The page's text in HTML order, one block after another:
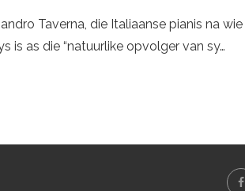
Taverna, die Italiaanse pianis na wie
is as die “natuurlike opvolger van sy…